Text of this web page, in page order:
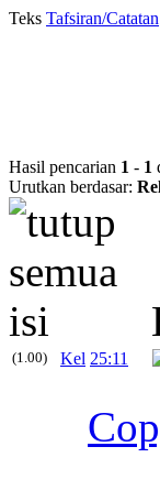
Teks Tafsiran/Catatan
Hasil pencarian 1 - 1
Urutkan berdasar:
(1.00) Kel 25:11